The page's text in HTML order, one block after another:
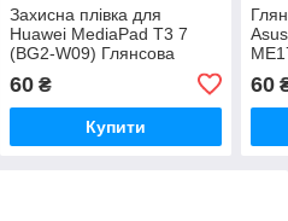
Захисна плівка для
Huawei MediaPad T3 7
(BG2-W09) Глянсова
60₴
Купити
60